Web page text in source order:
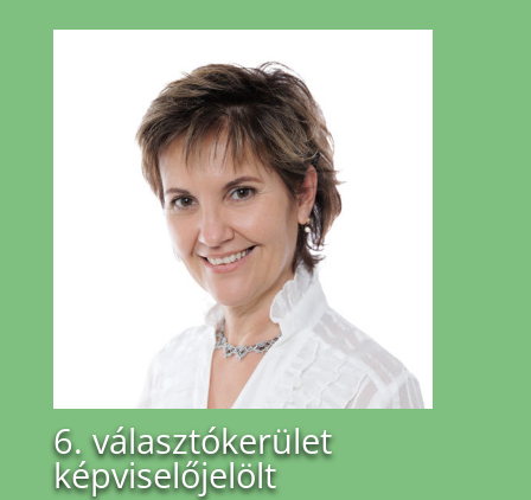
6. választókerület
képviselőjelölt